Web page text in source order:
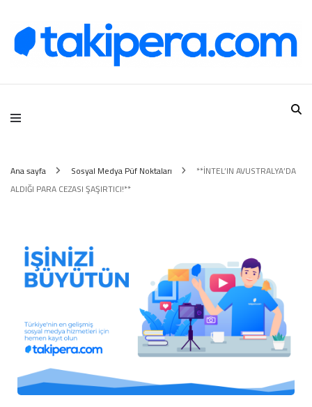
Takipera Dijital Hizmetler
Ana sayfa Sosyal Medya Püf Noktaları
**İNTEL’IN AVUSTRALYA’DA
ALDIĞI PARA CEZASI ŞAŞIRTICI!**